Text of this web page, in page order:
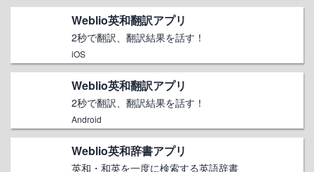
Weblio英和翻訳アプリ
2秒で翻訳、翻訳結果を話す！
iOS
Weblio英和翻訳アプリ
2秒で翻訳、翻訳結果を話す！
Android
Weblio英和辞書アプリ
英和・和英を一度に検索する英語辞書